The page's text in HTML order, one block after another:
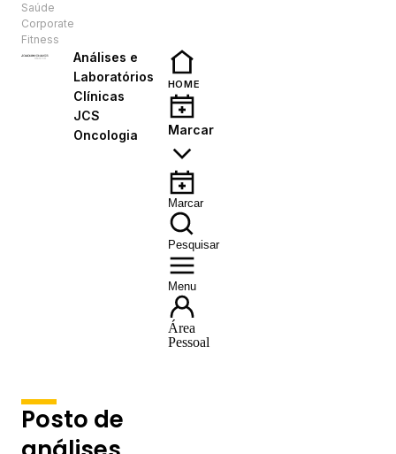
Saúde
Corporate
Fitness
Análises e
Laboratórios
Clínicas
JCS
Oncologia
HOME
Marcar
Marcar
Pesquisar
Menu
Área
Pessoal
Posto de